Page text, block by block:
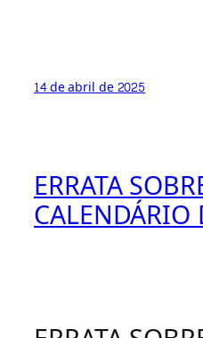
14 de abril de 2025
ERRATA